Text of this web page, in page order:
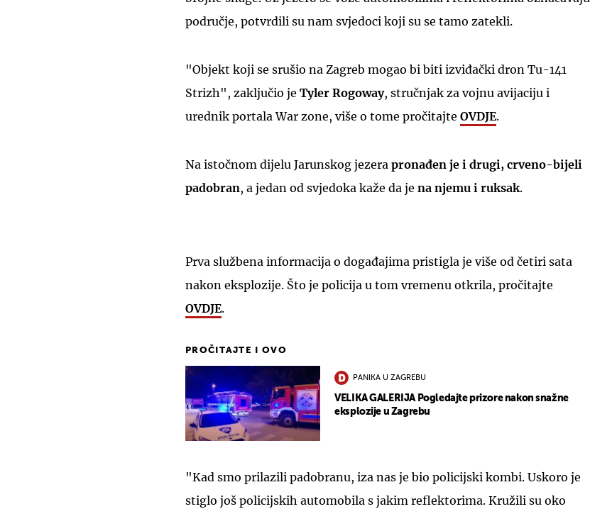
područje, potvrdili su nam svjedoci koji su se tamo zatekli.
"Objekt koji se srušio na Zagreb mogao bi biti izviđački dron Tu-141
Strizh", zaključio je Tyler Rogoway, stručnjak za vojnu avijaciju i
urednik portala War zone, više o tome pročitajte OVDJE.
Na istočnom dijelu Jarunskog jezera pronađen je i drugi, crveno-bijeli
padobran, a jedan od svjedoka kaže da je na njemu i ruksak.
Prva službena informacija o događajima pristigla je više od četiri sata
nakon eksplozije. Što je policija u tom vremenu otkrila, pročitajte
OVDJE.
PROČITAJTE I OVO
PANIKA U ZAGREBU
VELIKA GALERIJA Pogledajte prizore nakon snažne
eksplozije u Zagrebu
"Kad smo prilazili padobranu, iza nas je bio policijski kombi. Uskoro je
stiglo još policijskih automobila s jakim reflektorima. Kružili su oko